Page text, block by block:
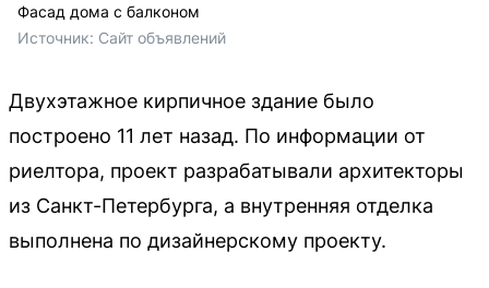
Фасад дома с балконом
Источник: Сайт объявлений
Двухэтажное кирпичное здание было
построено 11 лет назад. По информации от
риелтора, проект разрабатывали архитекторы
из Санкт-Петербурга, а внутренняя отделка
выполнена по дизайнерскому проекту.